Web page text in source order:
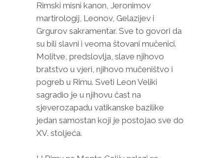
Rimski misni kanon, Jeronimov
martirologij, Leonov, Gelazijev i
Grgurov sakramentar. Sve to govori da
su bili slavni i veoma štovani mučenici.
Molitve, predslovlja, slave njihovo
bratstvo u vjeri, njihovo mučeništvo i
pogreb u Rimu. Sveti Leon Veliki
sagradio je u njihovu čast na
sjeverozapadu vatikanske bazilike
jedan samostan koji je postojao sve do
XV. stoljeća.